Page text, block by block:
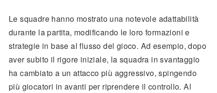
Le squadre hanno mostrato una notevole adattabilità
durante la partita, modificando le loro formazioni e
strategie in base al flusso del gioco. Ad esempio, dopo
aver subito il rigore iniziale, la squadra in svantaggio
ha cambiato a un attacco più aggressivo, spingendo
più giocatori in avanti per riprendere il controllo. Al